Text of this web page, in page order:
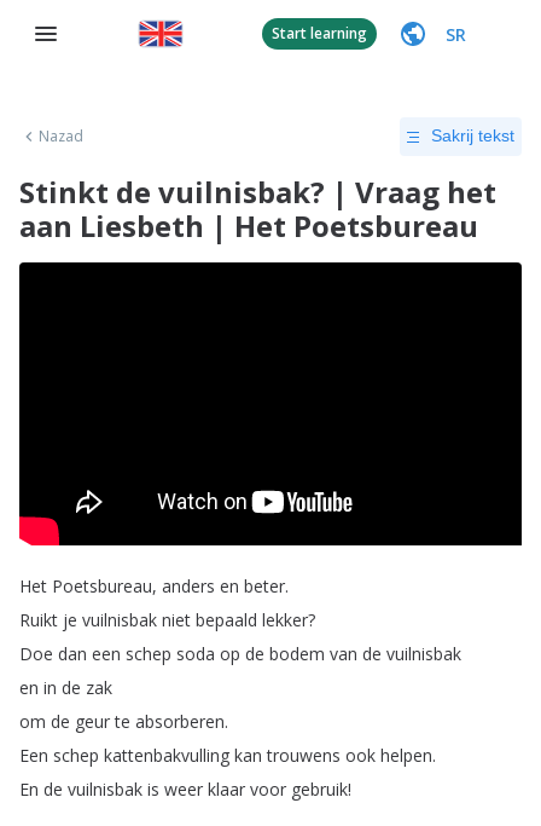
Start learning SR
Nazad Sakrij tekst
Stinkt de vuilnisbak? | Vraag het
aan Liesbeth | Het Poetsbureau
Het Poetsbureau, anders en beter.
Ruikt je vuilnisbak niet bepaald lekker?
Doe dan een schep soda op de bodem van de vuilnisbak
en in de zak
om de geur te absorberen.
Een schep kattenbakvulling kan trouwens ook helpen.
En de vuilnisbak is weer klaar voor gebruik!